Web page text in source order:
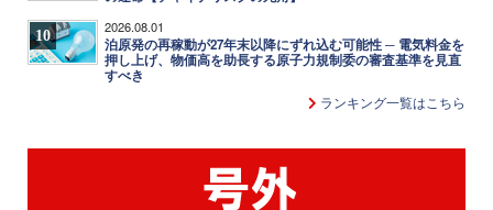
10 2026.08.01
泊原発の再稼動が27年末以降にずれ込む可能性 ─ 電気料金を
押し上げ、物価高を助長する原子力規制委の審査基準を見直
すべき
ランキング一覧はこちら